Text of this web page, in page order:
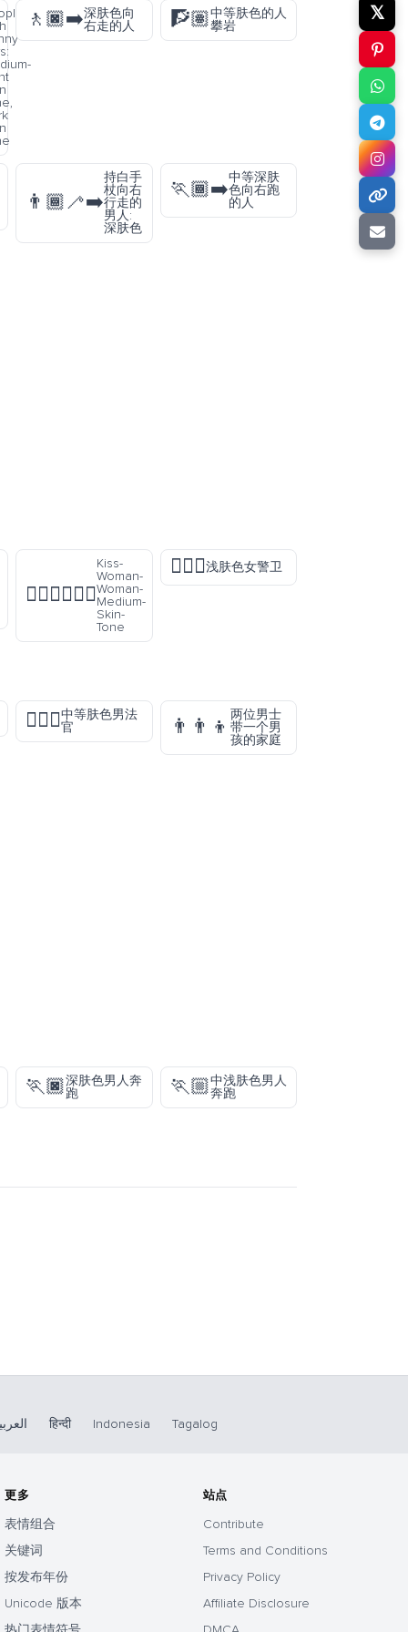
🚶🏿‍➡️深肤色向
右走的人
🧗🏽中等肤色的人
攀岩
👨🏾‍🦯‍➡️
持白手
杖向右
行走的
男人:
深肤色
🏃🏾‍➡️
中等深肤
色向右跑
的人
👩🏽‍❤️‍💋‍👩🏽
Kiss-
Woman-
Woman-
Medium-
Skin-
Tone
💂🏻‍♀️浅肤色女警卫
👨🏽‍⚖️中等肤色男法
官
👨‍👨‍👦
两位男士
带一个男
孩的家庭
🏃🏿深肤色男人奔
跑
🏃🏼中浅肤色男人
奔跑
𝕏
हिन्दी Indonesia Tagalog
更多
表情组合
关键词
按发布年份
Unicode 版本
站点
Contribute
Terms and Conditions
Privacy Policy
Affiliate Disclosure